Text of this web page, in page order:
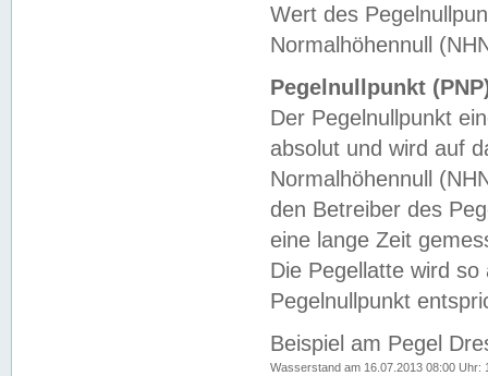
Wert des
Normalhöhennull
Pegelnullpunkt
Der Pegelnullpunkt
absolut und wird auf
Normalhöhennull
den Betreiber des
eine lange Zeit
Die Pegellatte wird
Pegelnullpunkt
Beispiel am Pegel
Wasserstand am 16.07.2013 08:00 Uhr: